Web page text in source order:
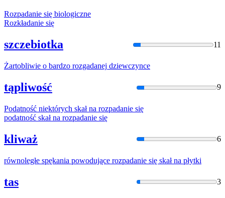
Rozpadanie się biologiczne
Rozkładanie się
szczebiotka 11
Żartobliwie o bardzo rozgadanej dziewczynce
tąpliwość 9
Podatność niektórych skał na rozpadanie się
podatność skał na rozpadanie się
kliważ 6
równoległe spękania powodujące rozpadanie się skał na płytki
tas 3